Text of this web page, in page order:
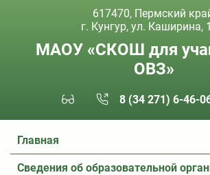
617470, Пермский
г. Кунгур, ул. Каширина,
МАОУ «СКОШ для
ОВЗ»
8 (34 271) 6-46-
Главная
Сведения об образовательной